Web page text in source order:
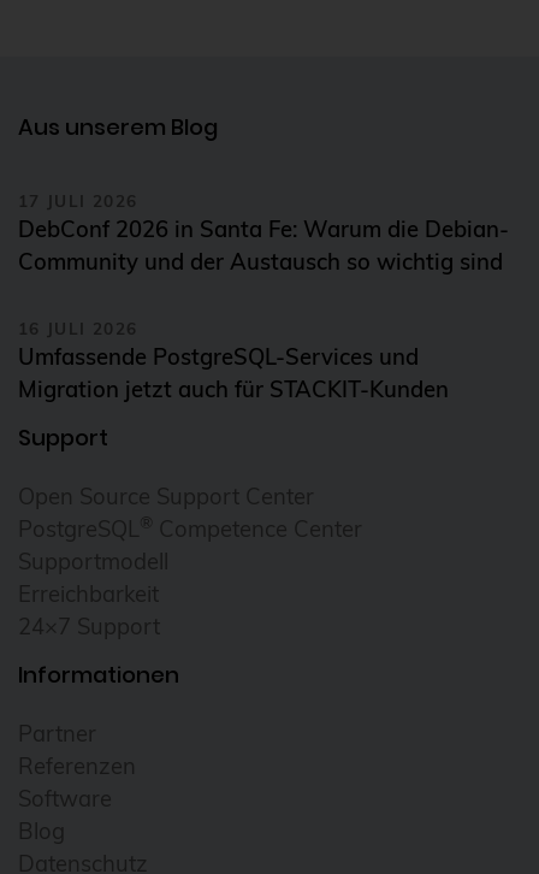
Aus unserem Blog
17 JULI 2026
DebConf 2026 in Santa Fe: Warum die Debian-
Community und der Austausch so wichtig sind
16 JULI 2026
Umfassende PostgreSQL-Services und
Migration jetzt auch für STACKIT-Kunden
Support
Open Source Support Center
PostgreSQL ® Competence Center
Supportmodell
Erreichbarkeit
24×7 Support
Informationen
Partner
Referenzen
Software
Blog
Datenschutz